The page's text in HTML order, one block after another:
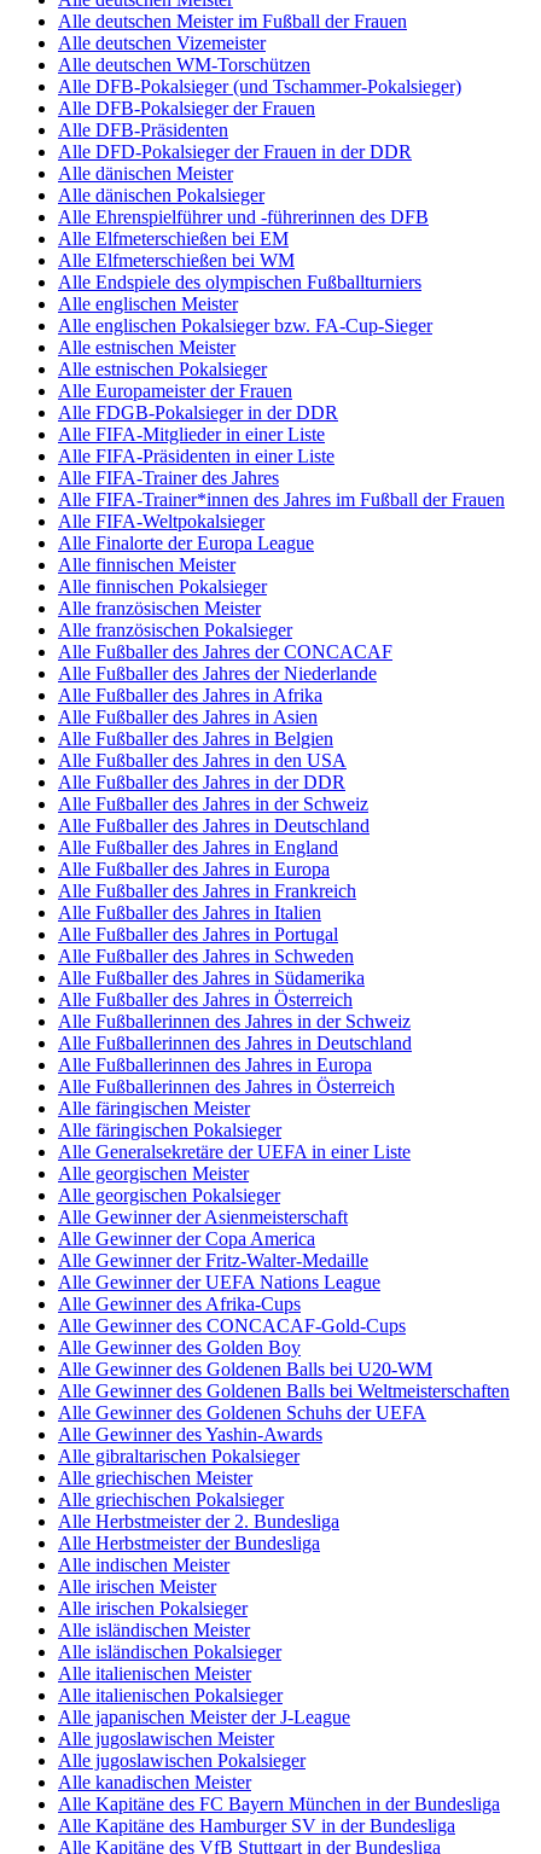
Alle deutschen Meister im Fußball der Frauen
Alle deutschen Vizemeister
Alle deutschen WM-Torschützen
Alle DFB-Pokalsieger (und Tschammer-Pokalsieger)
Alle DFB-Pokalsieger der Frauen
Alle DFB-Präsidenten
Alle DFD-Pokalsieger der Frauen in der DDR
Alle dänischen Meister
Alle dänischen Pokalsieger
Alle Ehrenspielführer und -führerinnen des DFB
Alle Elfmeterschießen bei EM
Alle Elfmeterschießen bei WM
Alle Endspiele des olympischen Fußballturniers
Alle englischen Meister
Alle englischen Pokalsieger bzw. FA-Cup-Sieger
Alle estnischen Meister
Alle estnischen Pokalsieger
Alle Europameister der Frauen
Alle FDGB-Pokalsieger in der DDR
Alle FIFA-Mitglieder in einer Liste
Alle FIFA-Präsidenten in einer Liste
Alle FIFA-Trainer des Jahres
Alle FIFA-Trainer*innen des Jahres im Fußball der Frauen
Alle FIFA-Weltpokalsieger
Alle Finalorte der Europa League
Alle finnischen Meister
Alle finnischen Pokalsieger
Alle französischen Meister
Alle französischen Pokalsieger
Alle Fußballer des Jahres der CONCACAF
Alle Fußballer des Jahres der Niederlande
Alle Fußballer des Jahres in Afrika
Alle Fußballer des Jahres in Asien
Alle Fußballer des Jahres in Belgien
Alle Fußballer des Jahres in den USA
Alle Fußballer des Jahres in der DDR
Alle Fußballer des Jahres in der Schweiz
Alle Fußballer des Jahres in Deutschland
Alle Fußballer des Jahres in England
Alle Fußballer des Jahres in Europa
Alle Fußballer des Jahres in Frankreich
Alle Fußballer des Jahres in Italien
Alle Fußballer des Jahres in Portugal
Alle Fußballer des Jahres in Schweden
Alle Fußballer des Jahres in Südamerika
Alle Fußballer des Jahres in Österreich
Alle Fußballerinnen des Jahres in der Schweiz
Alle Fußballerinnen des Jahres in Deutschland
Alle Fußballerinnen des Jahres in Europa
Alle Fußballerinnen des Jahres in Österreich
Alle färingischen Meister
Alle färingischen Pokalsieger
Alle Generalsekretäre der UEFA in einer Liste
Alle georgischen Meister
Alle georgischen Pokalsieger
Alle Gewinner der Asienmeisterschaft
Alle Gewinner der Copa America
Alle Gewinner der Fritz-Walter-Medaille
Alle Gewinner der UEFA Nations League
Alle Gewinner des Afrika-Cups
Alle Gewinner des CONCACAF-Gold-Cups
Alle Gewinner des Golden Boy
Alle Gewinner des Goldenen Balls bei U20-WM
Alle Gewinner des Goldenen Balls bei Weltmeisterschaften
Alle Gewinner des Goldenen Schuhs der UEFA
Alle Gewinner des Yashin-Awards
Alle gibraltarischen Pokalsieger
Alle griechischen Meister
Alle griechischen Pokalsieger
Alle Herbstmeister der 2. Bundesliga
Alle Herbstmeister der Bundesliga
Alle indischen Meister
Alle irischen Meister
Alle irischen Pokalsieger
Alle isländischen Meister
Alle isländischen Pokalsieger
Alle italienischen Meister
Alle italienischen Pokalsieger
Alle japanischen Meister der J-League
Alle jugoslawischen Meister
Alle jugoslawischen Pokalsieger
Alle kanadischen Meister
Alle Kapitäne des FC Bayern München in der Bundesliga
Alle Kapitäne des Hamburger SV in der Bundesliga
Alle Kapitäne des VfB Stuttgart in der Bundesliga